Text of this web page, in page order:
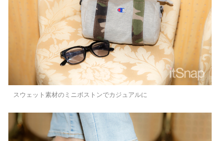
スウェット素材のミニボストンでカジュアルに